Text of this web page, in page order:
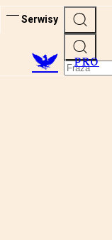
Serwisy
PRO